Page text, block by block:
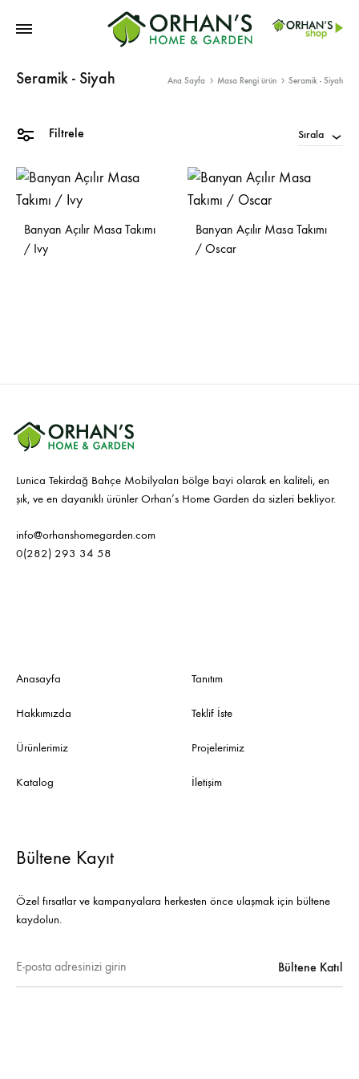
Home
Seramik - Siyah Ana Sayfa Masa Rengi ürün Seramik - Siyah
Filtrele Sırala
Banyan Açılır Masa Takımı
/ Ivy
Banyan Açılır Masa Takımı
/ Oscar
Lunica Tekirdağ Bahçe Mobilyaları bölge bayi olarak en kaliteli, en
şık, ve en dayanıklı ürünler Orhan’s Home Garden da sizleri bekliyor.
info@orhanshomegarden.com
0(282) 293 34 58
Anasayfa
Hakkımızda
Ürünlerimiz
Katalog
Tanıtım
Teklif İste
Projelerimiz
İletişim
Bültene Kayıt
Özel fırsatlar ve kampanyalara herkesten önce ulaşmak için bültene
kaydolun.